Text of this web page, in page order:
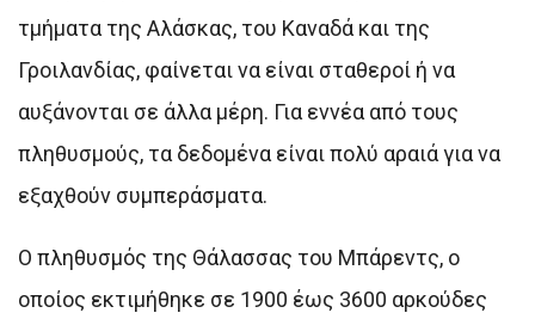
τμήματα της Αλάσκας, του Καναδά και της
Γροιλανδίας, φαίνεται να είναι σταθεροί ή να
αυξάνονται σε άλλα μέρη. Για εννέα από τους
πληθυσμούς, τα δεδομένα είναι πολύ αραιά για να
εξαχθούν συμπεράσματα.
Ο πληθυσμός της Θάλασσας του Μπάρεντς, ο
οποίος εκτιμήθηκε σε 1900 έως 3600 αρκούδες